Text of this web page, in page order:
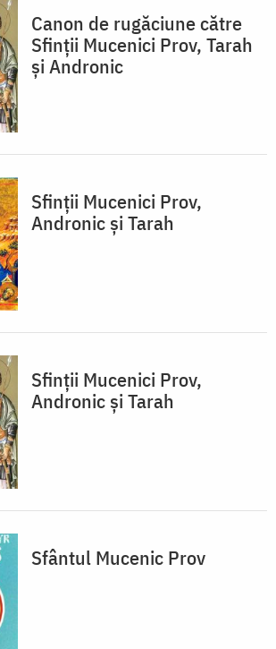
Canon de rugăciune către
Sfinţii Mucenici Prov, Tarah
şi Andronic
Sfinții Mucenici Prov,
Andronic și Tarah
Sfinții Mucenici Prov,
Andronic și Tarah
Sfântul Mucenic Prov